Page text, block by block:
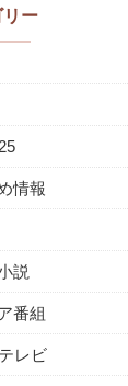
リー
情報
説
番組
レビ